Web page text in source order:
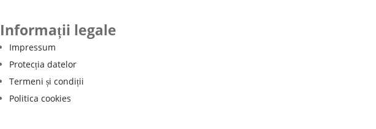
Informații legale
Impressum
Protecția datelor
Termeni și condiții
Politica cookies